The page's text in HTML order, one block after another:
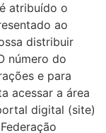
atribuído o
ao
distribuir
número do
e para
acessar a área
digital (site)